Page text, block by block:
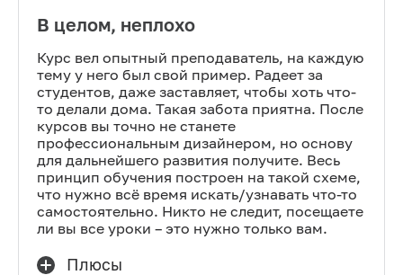
В целом, неплохо
Курс вел опытный преподаватель, на каждую
тему у него был свой пример. Радеет за
студентов, даже заставляет, чтобы хоть что-
то делали дома. Такая забота приятна. После
курсов вы точно не станете
профессиональным дизайнером, но основу
для дальнейшего развития получите. Весь
принцип обучения построен на такой схеме,
что нужно всё время искать/узнавать что-то
самостоятельно. Никто не следит, посещаете
ли вы все уроки – это нужно только вам.
Плюсы